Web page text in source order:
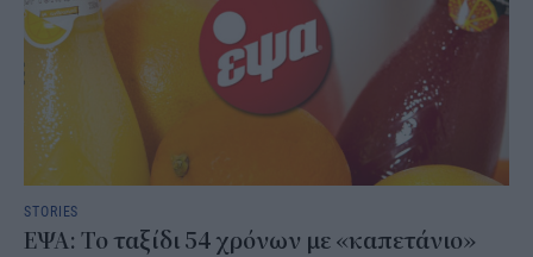
STORIES
ΕΨΑ: Το ταξίδι 54 χρόνων με «καπετάνιο»